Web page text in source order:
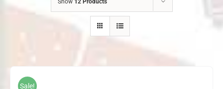
Show 12 Products
Sale!